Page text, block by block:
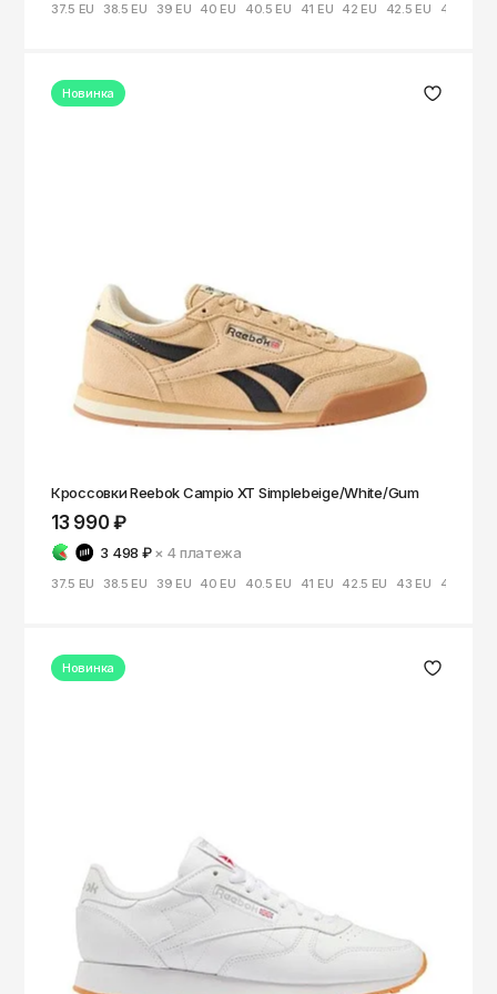
37.5 EU 38.5 EU 39 EU 40 EU 40.5 EU 41 EU 42 EU 42.5 EU 44 EU
Новинка
Кроссовки Reebok Campio XT Simplebeige/White/Gum
13 990 ₽
3 498 ₽ × 4платежа
37.5 EU 38.5 EU 39 EU 40 EU 40.5 EU 41 EU 42.5 EU 43 EU 44 EU
Новинка